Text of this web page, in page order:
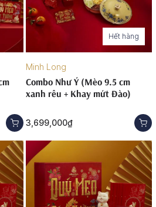
Hết hàng
Minh Long
Combo Như Ý (Mèo 9.5 cm
xanh rêu + Khay mứt Đào)
3,699,000₫